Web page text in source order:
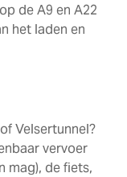
de A9 en A22
het laden en
Velsertunnel?
vervoer
mag), de fiets,